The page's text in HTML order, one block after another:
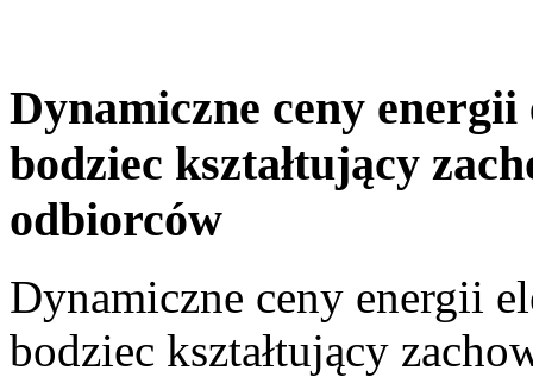
Dynamiczne ceny
bodziec kształtujący
odbiorców
Dynamiczne ceny energii
bodziec kształtujący